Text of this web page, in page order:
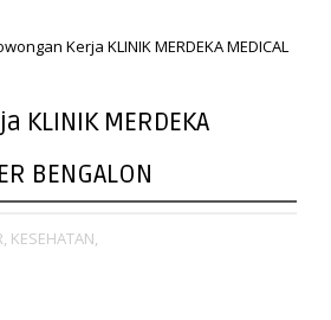
Kerja KLINIK MERDEKA MEDICAL
KLINIK MERDEKA
BENGALON
KESEHATAN,